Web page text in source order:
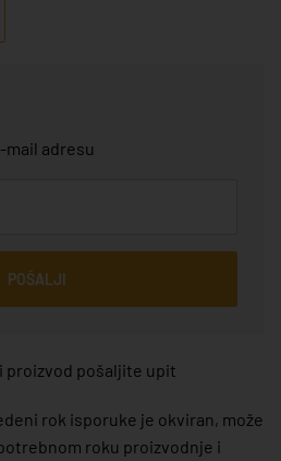
mail adresu
POŠALJI
proizvod pošaljite upit
rok isporuke je okviran, može
roku proizvodnje i